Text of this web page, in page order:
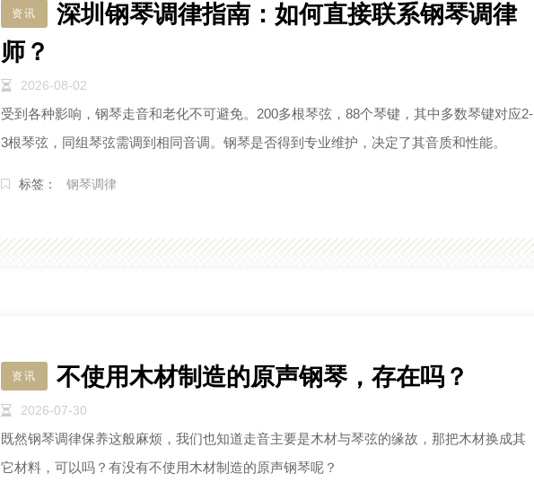
资讯
深圳钢琴调律指南：如何直接联系钢琴调律
师？
2026-08-02
受到各种影响，钢琴走音和老化不可避免。200多根琴弦，88个琴键，其中多数琴键对应2-
3根琴弦，同组琴弦需调到相同音调。钢琴是否得到专业维护，决定了其音质和性能。
标签： 钢琴调律
资讯 不使用木材制造的原声钢琴，存在吗？
2026-07-30
既然钢琴调律保养这般麻烦，我们也知道走音主要是木材与琴弦的缘故，那把木材换成其
它材料，可以吗？有没有不使用木材制造的原声钢琴呢？